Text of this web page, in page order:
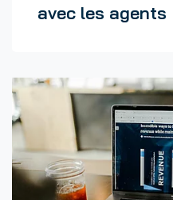
avec les agents